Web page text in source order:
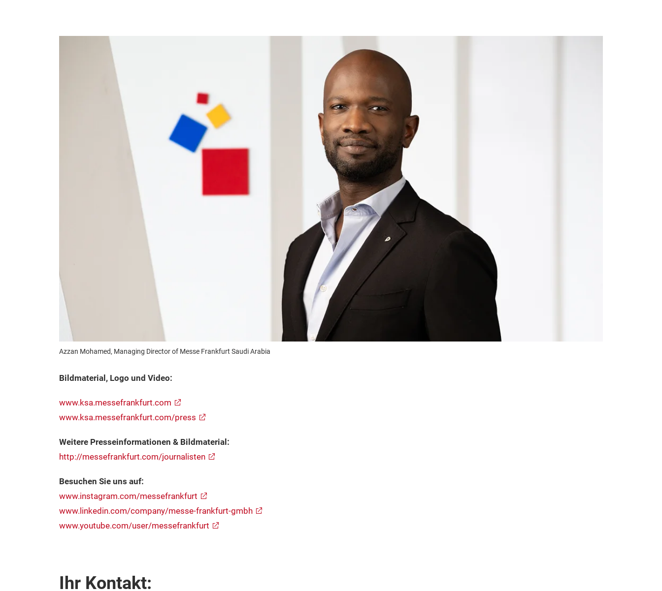
Azzan Mohamed, Managing Director of Messe Frankfurt Saudi Arabia
Bildmaterial, Logo und Video:
www.ksa.messefrankfurt.com
www.ksa.messefrankfurt.com/press
Weitere Presseinformationen & Bildmaterial:
http://messefrankfurt.com/journalisten
Besuchen Sie uns auf:
www.instagram.com/messefrankfurt
www.linkedin.com/company/messe-frankfurt-gmbh
www.youtube.com/user/messefrankfurt
Ihr Kontakt: